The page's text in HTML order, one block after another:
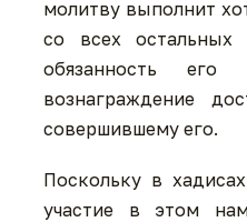
молитву выполнит
со всех остальных
обязанность
вознаграждение
совершившему его.
Поскольку в
участие в этом